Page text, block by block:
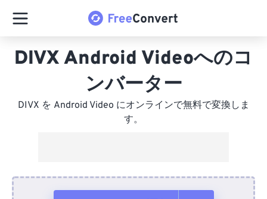
DIVX Android Videoへのコ
ンバーター
DIVX を Android Video にオンラインで無料で変換しま
す。